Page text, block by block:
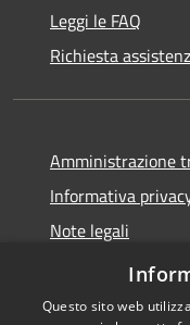
Leggi le FAQ
Richiesta
Amministrazione
Informativa
Note legali
Dichiarazione di
Questo sito web